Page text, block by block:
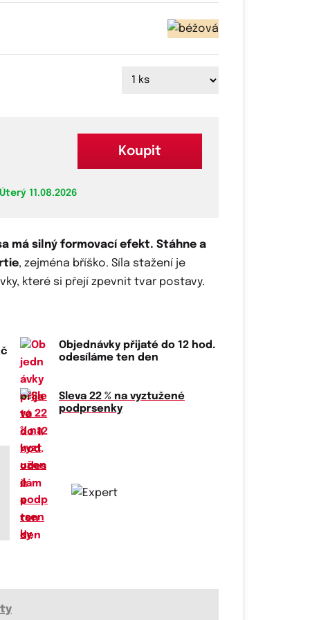
Koupit
Úterý 11.08.2026
má silný formovací efekt. Stáhne a
, zejména bříško. Síla stažení je
které si přejí zpevnit tvar postavy.
Objednávky přijaté do 12 hod.
odesíláme ten den
Sleva 22 % na vyztužené
podprsenky